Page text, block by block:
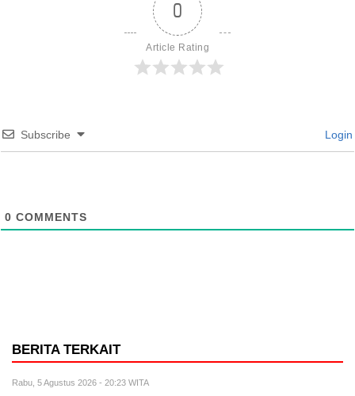
0
Article Rating
Subscribe Login
0 COMMENTS
BERITA TERKAIT
Rabu, 5 Agustus 2026 - 20:23 WITA